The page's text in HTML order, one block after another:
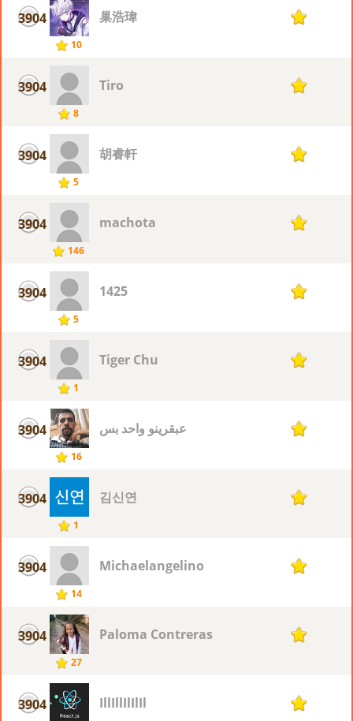
3904
10
巢浩瑋 1
3904
8
Tiro 1
3904
5
胡睿軒 1
3904
146
machota 1
3904
5
1425 1
3904
1
Tiger Chu 1
3904
16
عبقرينو واحد بس 1
3904
1
김신연 1
3904
14
Michaelangelino 1
3904
27
Paloma Contreras 1
3904 IllIllIlIlIl 1